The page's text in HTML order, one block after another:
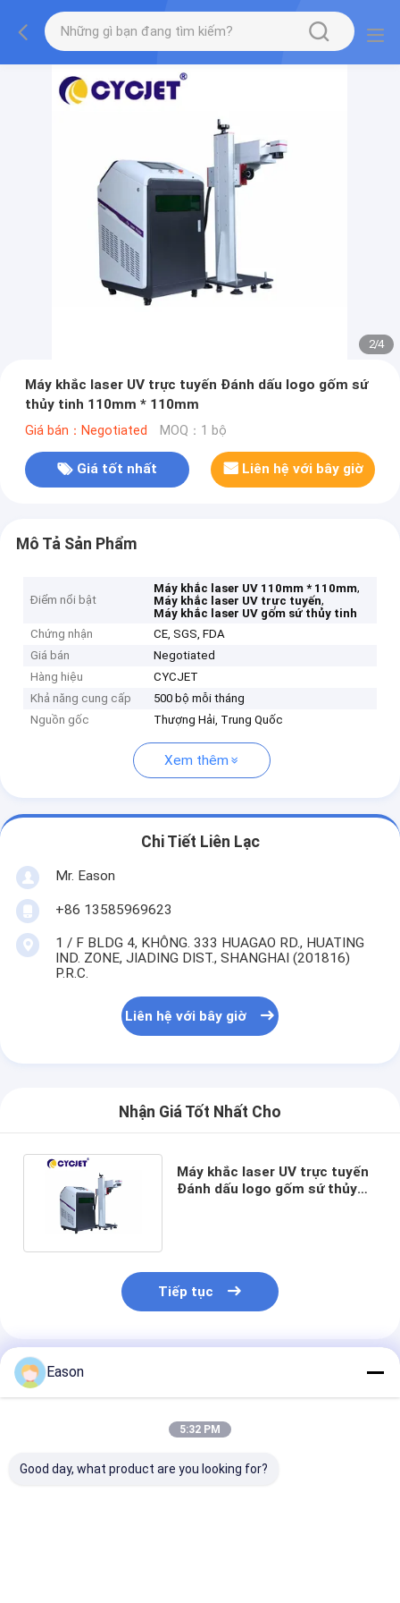
2/4
Máy khắc laser UV trực tuyến Đánh dấu logo gốm sứ
thủy tinh 110mm * 110mm
Giá bán：Negotiated MOQ：1 bộ
Giá tốt nhất Liên hệ với bây giờ
Mô Tả Sản Phẩm
Điểm nổi bật
Máy khắc laser UV 110mm * 110mm,
Máy khắc laser UV trực tuyến,
Máy khắc laser UV gốm sứ thủy tinh
Chứng nhận
CE, SGS, FDA
Giá bán
Negotiated
Hàng hiệu
CYCJET
Khả năng cung cấp
500 bộ mỗi tháng
Nguồn gốc
Thượng Hải, Trung Quốc
Xem thêm
Chi Tiết Liên Lạc
Mr. Eason
+86 13585969623
1 / F BLDG 4, KHÔNG. 333 HUAGAO RD., HUATING
IND. ZONE, JIADING DIST., SHANGHAI (201816)
P.R.C.
Liên hệ với bây giờ
Nhận Giá Tốt Nhất Cho
Máy khắc laser UV trực tuyến
Đánh dấu logo gốm sứ thủy
Tiếp tục
Sản Phẩm Khuyến Cáo
Eason
5:32 PM
Good day, what product are you looking for?